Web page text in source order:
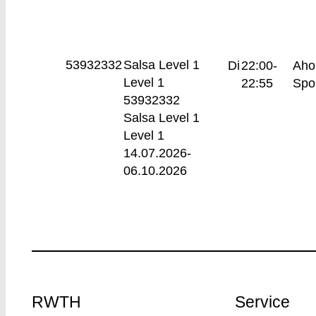
53932332Salsa Level 1
Level 1
53932332
Salsa Level 1
Level 1
14.07.2026-
06.10.2026
Di22:00-
22:55
RWTH Service